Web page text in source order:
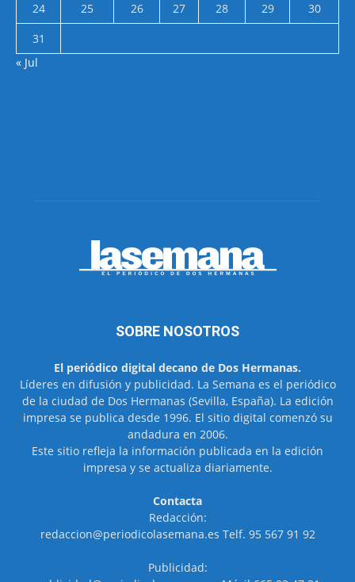
24
25 26 27 28 29
30
31
« Jul
SOBRE NOSOTROS
El periódico digital decano de Dos Hermanas.
Líderes en difusión y publicidad. La Semana es el periódico
de la ciudad de Dos Hermanas (Sevilla, España). La edición
impresa se publica desde 1996. El sitio digital comenzó su
andadura en 2006.
Este sitio refleja la información publicada en la edición
impresa y se actualiza diariamente.
Contacta
Redacción:
redaccion@periodicolasemana.es Telf. 95 567 91 92
Publicidad: